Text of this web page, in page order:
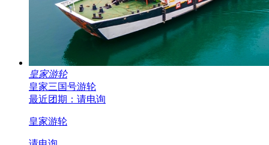
皇家游轮
皇家三国号游轮
最近团期：请电询
皇家游轮